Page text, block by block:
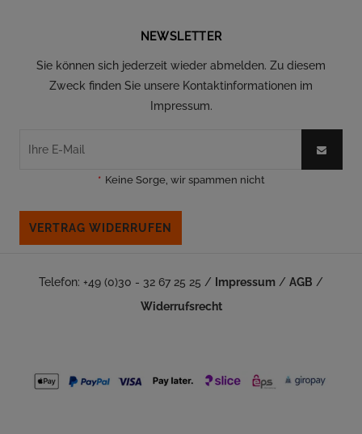
NEWSLETTER
Sie können sich jederzeit wieder abmelden. Zu diesem
Zweck finden Sie unsere Kontaktinformationen im
Impressum.
* Keine Sorge, wir spammen nicht
VERTRAG WIDERRUFEN
Telefon: +49 (0)30 - 32 67 25 25 / Impressum / AGB /
Widerrufsrecht